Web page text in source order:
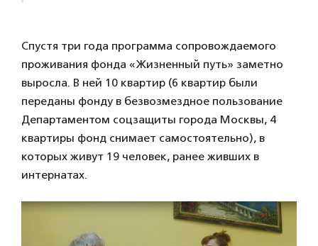
Спустя три года программа сопровождаемого
проживания фонда «Жизненный путь» заметно
выросла. В ней 10 квартир (6 квартир были
переданы фонду в безвозмездное пользование
Департаментом соцзащиты города Москвы, 4
квартиры фонд снимает самостоятельно), в
которых живут 19 человек, ранее живших в
интернатах.